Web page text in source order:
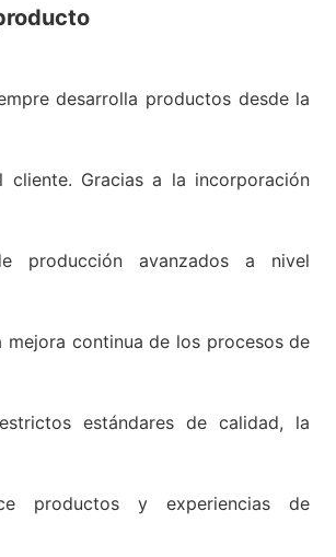
desarrolla productos desde la
cliente. Gracias a la incorporación
producción avanzados a nivel
mejora continua de los procesos de
estándares de calidad, la
productos y experiencias de